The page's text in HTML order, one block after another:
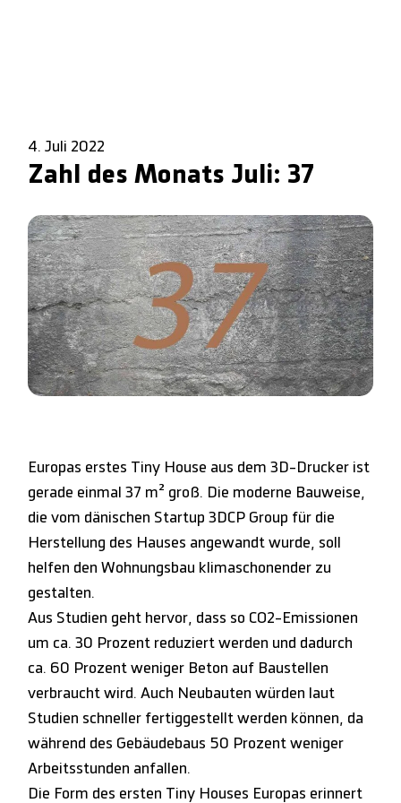
4. Juli 2022
Zahl des Monats Juli: 37
Europas erstes Tiny House aus dem 3D-Drucker ist
gerade einmal 37 m² groß. Die moderne Bauweise,
die vom dänischen Startup 3DCP Group für die
Herstellung des Hauses angewandt wurde, soll
helfen den Wohnungsbau klimaschonender zu
gestalten.
Aus Studien geht hervor, dass so CO2-Emissionen
um ca. 30 Prozent reduziert werden und dadurch
ca. 60 Prozent weniger Beton auf Baustellen
verbraucht wird. Auch Neubauten würden laut
Studien schneller fertiggestellt werden können, da
während des Gebäudebaus 50 Prozent weniger
Arbeitsstunden anfallen.
Die Form des ersten Tiny Houses Europas erinnert